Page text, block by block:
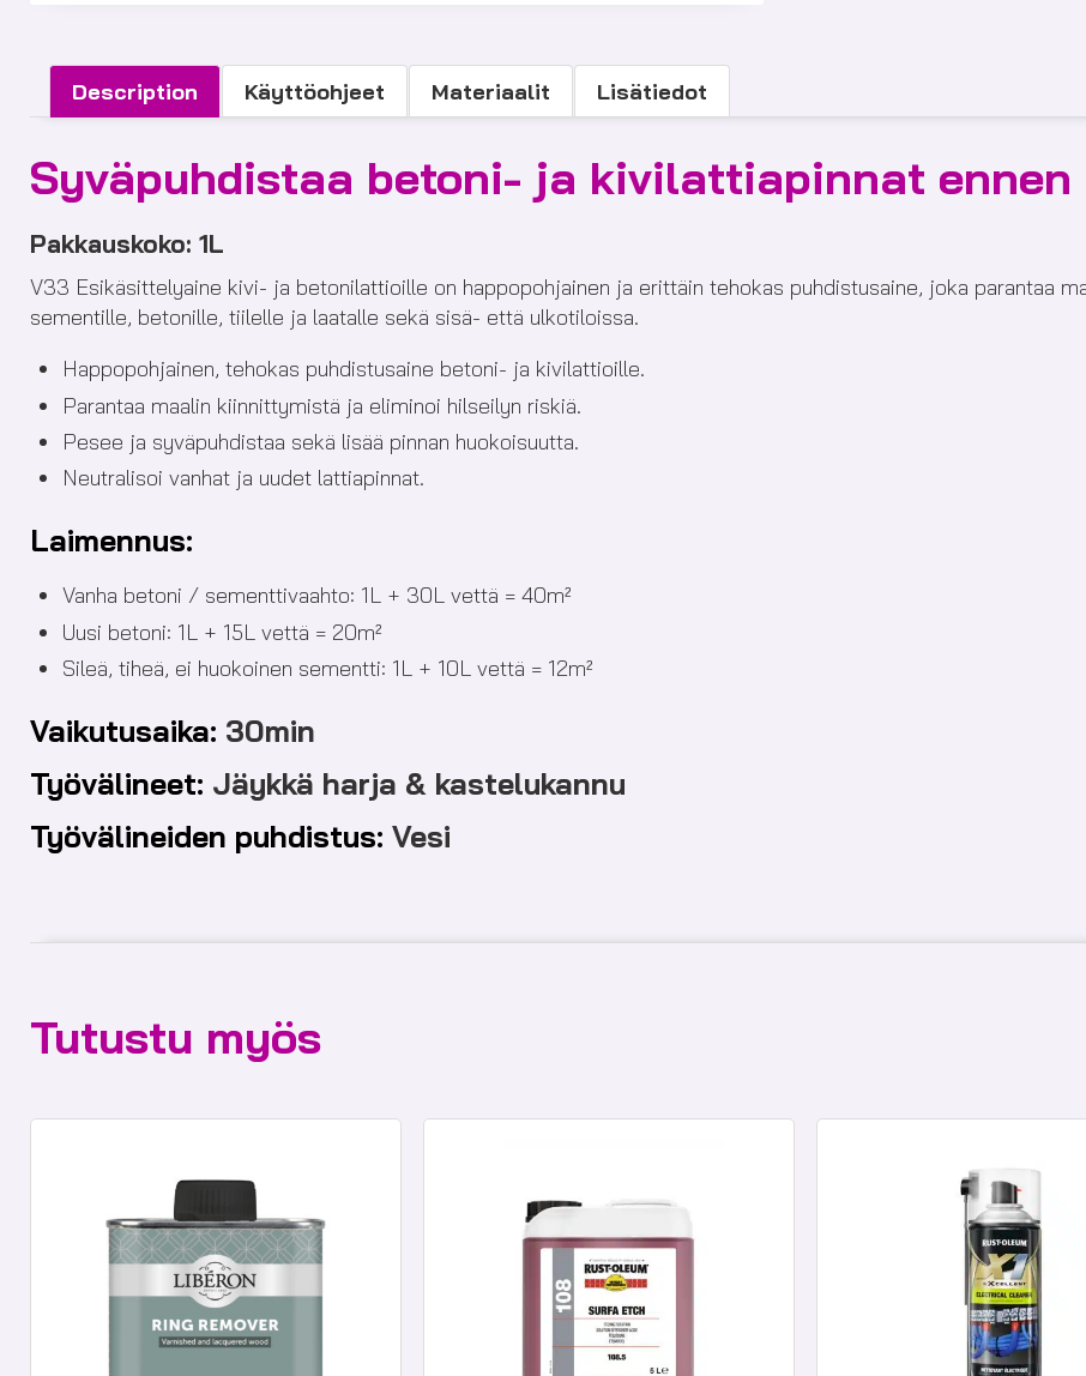
Description Käyttöohjeet Materiaalit Lisätiedot
Syväpuhdistaa betoni- ja kivilattiapinnat ennen
Pakkauskoko: 1L
V33 Esikäsittelyaine kivi- ja betonilattioille on happopohjainen ja erittäin tehokas puhdistusaine, joka parantaa
sementille, betonille, tiilelle ja laatalle sekä sisä- että ulkotiloissa.
Happopohjainen, tehokas puhdistusaine betoni- ja kivilattioille.
Parantaa maalin kiinnittymistä ja eliminoi hilseilyn riskiä.
Pesee ja syväpuhdistaa sekä lisää pinnan huokoisuutta.
Neutralisoi vanhat ja uudet lattiapinnat.
Laimennus:
Vanha betoni / sementtivaahto: 1L + 30L vettä = 40m²
Uusi betoni: 1L + 15L vettä = 20m²
Sileä, tiheä, ei huokoinen sementti: 1L + 10L vettä = 12m²
Vaikutusaika: 30min
Työvälineet: Jäykkä harja & kastelukannu
Työvälineiden puhdistus: Vesi
Tutustu myös